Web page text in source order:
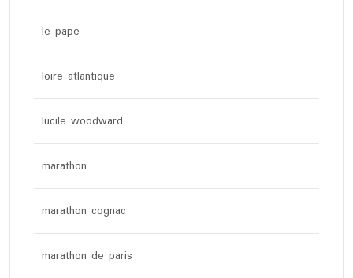
le pape
loire atlantique
lucile woodward
marathon
marathon cognac
marathon de paris